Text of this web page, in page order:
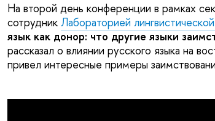
На второй день конференции в рамках
сотрудник Лабораторией
язык как донор: что другие языки
рассказал о влиянии русского языка на
привел интересные примеры